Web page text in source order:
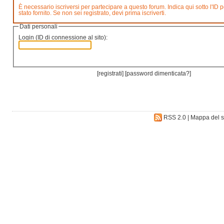
È necessario iscriversi per partecipare a questo forum. Indica qui sotto l'ID personale che ti è
stato fornito. Se non sei registrato, devi prima iscriverti.
Dati personali
Login (ID di connessione al sito):
[registrati] [password dimenticata?]
RSS 2.0 Mappa del